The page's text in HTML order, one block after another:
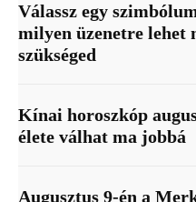
Válassz egy
milyen üzenetre lehet
szükséged
Kínai horoszkóp
élete válhat ma jobbá
Augusztus 9-én a